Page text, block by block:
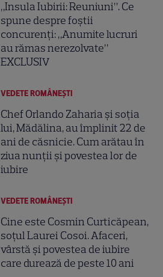
„Insula Iubirii: Reuniuni”. Ce
spune despre foștii
concurenți: „Anumite lucruri
au rămas nerezolvate”
EXCLUSIV
VEDETE ROMÂNEŞTI
Chef Orlando Zaharia și soția
lui, Mădălina, au împlinit 22 de
ani de căsnicie. Cum arătau în
ziua nunții și povestea lor de
iubire
VEDETE ROMÂNEŞTI
Cine este Cosmin Curticăpean,
soțul Laurei Cosoi. Afaceri,
vârstă și povestea de iubire
care durează de peste 10 ani